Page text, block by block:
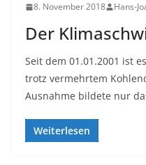
8. November 2018 Hans-
Der
Seit dem 01.01.2001 ist
trotz vermehrtem
Ausnahme bildete nur
Weiterlesen